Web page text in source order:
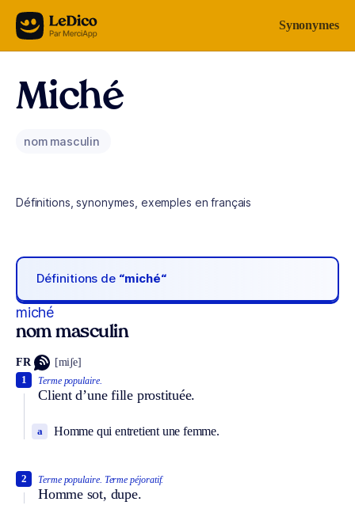
Aller au contenu Synonymes
Miché
nom masculin
Définitions, synonymes, exemples en français
Définitions de “miché“
miché
nom masculin
FR [miʃe]
Terme populaire.
Client d’une fille prostituée.
1
Homme qui entretient une femme.
a
Terme populaire. Terme péjoratif.
Homme sot, dupe.
2